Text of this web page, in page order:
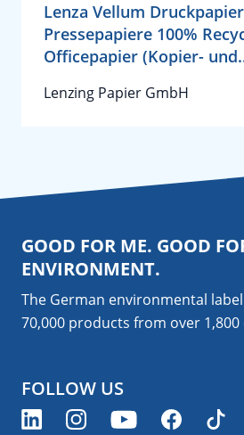
Lenza Vellum
Pressepapiere 100%
Officepapier (Kopier-
Lenzing Papier GmbH
GOOD FOR ME. GOOD
ENVIRONMENT.
The German environmental
70,000 products from over 1,800
FOLLOW US